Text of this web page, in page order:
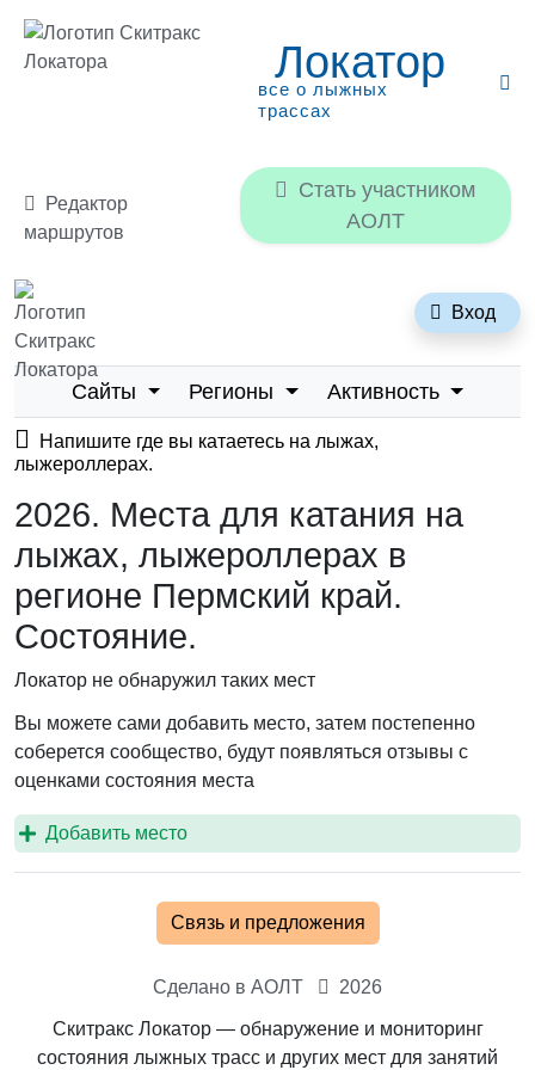
Локатор
все о лыжных
трассах
Редактор
маршрутов
АОЛТ
Вход
Сайты Регионы Активность
Напишите где вы катаетесь на лыжах,
лыжероллерах.
2026. Места для катания на
лыжах, лыжероллерах в
регионе Пермский край.
Состояние.
Локатор не обнаружил таких мест
Вы можете сами добавить место, затем постепенно
соберется сообщество, будут появляться отзывы с
оценками состояния места
Добавить место
Связь и предложения
Сделано в АОЛТ 2026
Скитракс Локатор — обнаружение и мониторинг
состояния лыжных трасс и других мест для занятий